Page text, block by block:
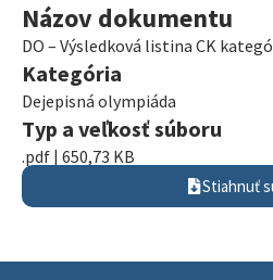
Názov dokumentu
DO – Výsledková listina CK
Kategória
Dejepisná olympiáda
Typ a veľkosť súboru
.pdf | 650,73 KB
Stiahnuť